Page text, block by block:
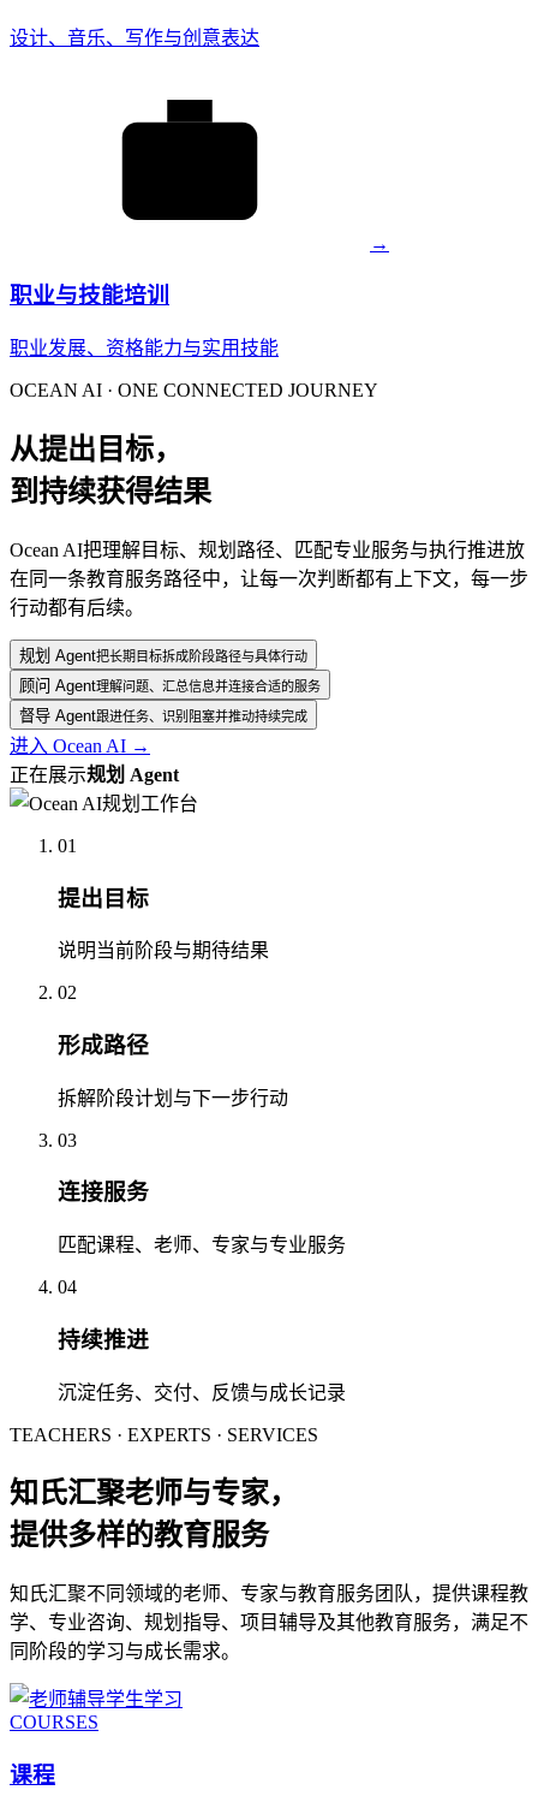
设计、音乐、写作与创意表达
→
职业与技能培训
职业发展、资格能力与实用技能
OCEAN AI · ONE CONNECTED JOURNEY
从提出目标，
到持续获得结果
Ocean AI把理解目标、规划路径、匹配专业服务与执行推进放
在同一条教育服务路径中，让每一次判断都有上下文，每一步
行动都有后续。
规划 Agent把长期目标拆成阶段路径与具体行动
顾问 Agent理解问题、汇总信息并连接合适的服务
督导 Agent跟进任务、识别阻塞并推动持续完成
进入 Ocean AI →
正在展示规划 Agent
01
提出目标
说明当前阶段与期待结果
02
形成路径
拆解阶段计划与下一步行动
03
连接服务
匹配课程、老师、专家与专业服务
04
持续推进
沉淀任务、交付、反馈与成长记录
TEACHERS · EXPERTS · SERVICES
知氏汇聚老师与专家，
提供多样的教育服务
知氏汇聚不同领域的老师、专家与教育服务团队，提供课程教
学、专业咨询、规划指导、项目辅导及其他教育服务，满足不
同阶段的学习与成长需求。
COURSES
课程